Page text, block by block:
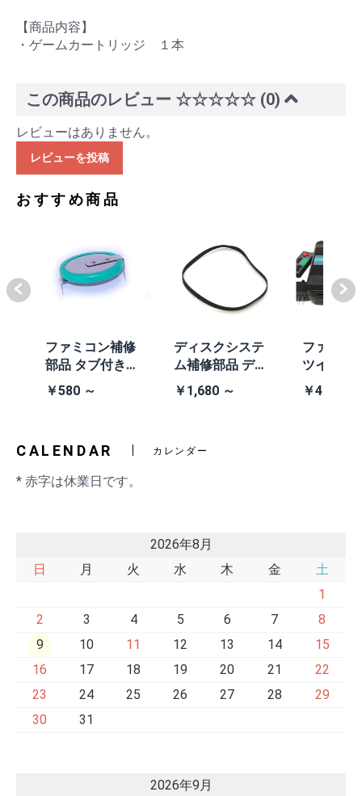
【商品内容】
・ゲームカートリッジ １本
この商品のレビュー ☆☆☆☆☆ (0)
レビューはありません。
レビューを投稿
おすすめ商品
ファミコン補修
部品 タブ付きコ
イン電池(CR203
2)
￥580 ～
ディスクシステ
ム補修部品 ディ
スクシステム用
交換ベルト
￥1,680 ～
ファミコ
ツインフ
ン本体
黒・連射
￥41,980
CALENDAR カレンダー
* 赤字は休業日です。
2026年8月
日
月 火 水 木 金
土
1
2
3 4 5 6 7
8
9
10 11 12 13 14
15
16
17 18 19 20 21
22
23
24 25 26 27 28
29
30
31
2026年9月